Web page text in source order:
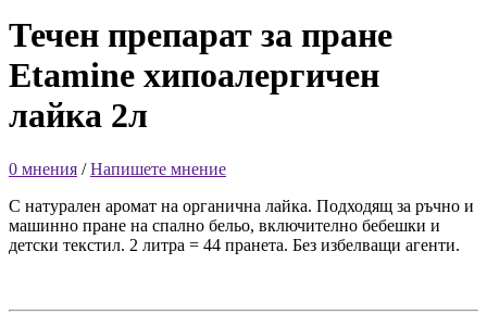
Течен препарат за пране
Etamine хипоалергичен
лайка 2л
0 мнения /Напишете мнение
С натурален аромат на органична лайка. Подходящ за ръчно и
машинно пране на спално бельо, включително бебешки и
детски текстил. 2 литра = 44 пранета. Без избелващи агенти.